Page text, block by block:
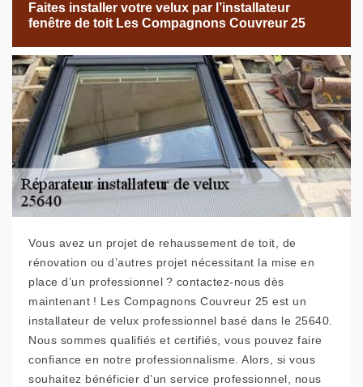
Faites installer votre velux par l’installateur
fenêtre de toit Les Compagnons Couvreur 25
Vous avez un projet de rehaussement de toit, de
rénovation ou d’autres projet nécessitant la mise en
place d’un professionnel ? contactez-nous dès
maintenant ! Les Compagnons Couvreur 25 est un
installateur de velux professionnel basé dans le 25640.
Nous sommes qualifiés et certifiés, vous pouvez faire
confiance en notre professionnalisme. Alors, si vous
souhaitez bénéficier d’un service professionnel, nous